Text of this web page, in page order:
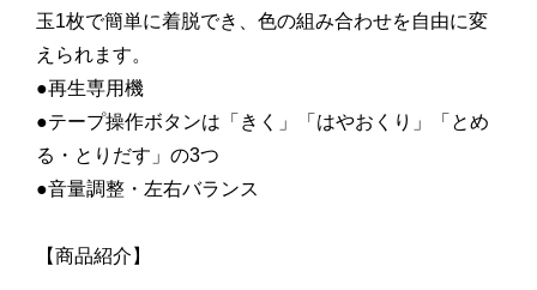
玉1枚で簡単に着脱でき、色の組み合わせを自由に変
えられます。
●再生専用機
●テープ操作ボタンは「きく」「はやおくり」「とめ
る・とりだす」の3つ
●音量調整・左右バランス
【商品紹介】